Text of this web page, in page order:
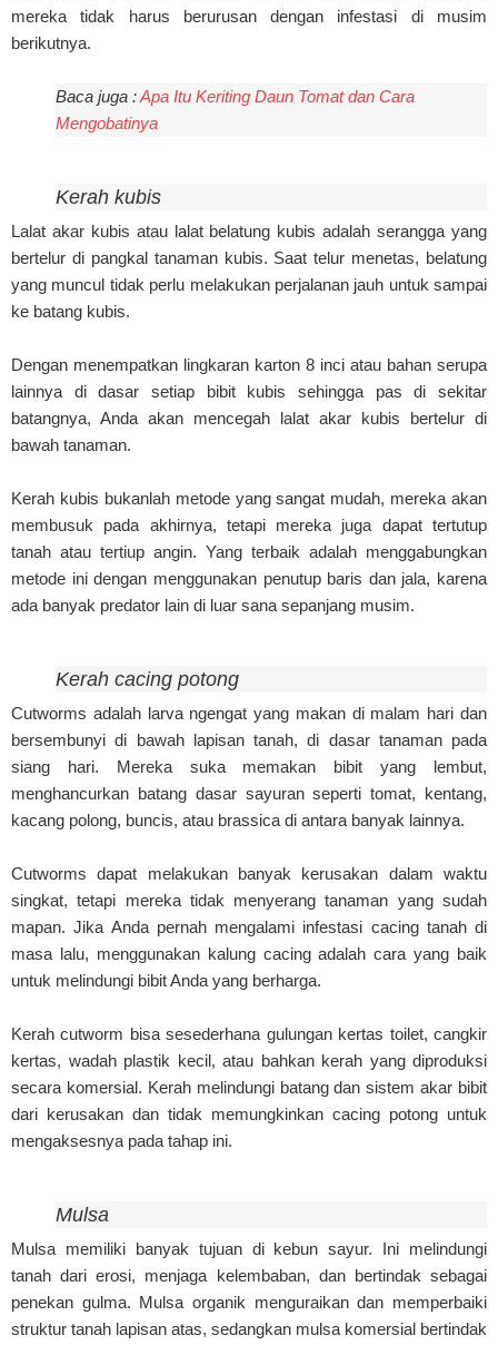
mereka tidak harus berurusan dengan infestasi di musim
berikutnya.
Baca juga :Apa Itu Keriting Daun Tomat dan Cara
Mengobatinya
Kerah kubis
Lalat akar kubis atau lalat belatung kubis adalah serangga yang
bertelur di pangkal tanaman kubis. Saat telur menetas, belatung
yang muncul tidak perlu melakukan perjalanan jauh untuk sampai
ke batang kubis.
Dengan menempatkan lingkaran karton 8 inci atau bahan serupa
lainnya di dasar setiap bibit kubis sehingga pas di sekitar
batangnya, Anda akan mencegah lalat akar kubis bertelur di
bawah tanaman.
Kerah kubis bukanlah metode yang sangat mudah, mereka akan
membusuk pada akhirnya, tetapi mereka juga dapat tertutup
tanah atau tertiup angin. Yang terbaik adalah menggabungkan
metode ini dengan menggunakan penutup baris dan jala, karena
ada banyak predator lain di luar sana sepanjang musim.
Kerah cacing potong
Cutworms adalah larva ngengat yang makan di malam hari dan
bersembunyi di bawah lapisan tanah, di dasar tanaman pada
siang hari. Mereka suka memakan bibit yang lembut,
menghancurkan batang dasar sayuran seperti tomat, kentang,
kacang polong, buncis, atau brassica di antara banyak lainnya.
Cutworms dapat melakukan banyak kerusakan dalam waktu
singkat, tetapi mereka tidak menyerang tanaman yang sudah
mapan. Jika Anda pernah mengalami infestasi cacing tanah di
masa lalu, menggunakan kalung cacing adalah cara yang baik
untuk melindungi bibit Anda yang berharga.
Kerah cutworm bisa sesederhana gulungan kertas toilet, cangkir
kertas, wadah plastik kecil, atau bahkan kerah yang diproduksi
secara komersial. Kerah melindungi batang dan sistem akar bibit
dari kerusakan dan tidak memungkinkan cacing potong untuk
mengaksesnya pada tahap ini.
Mulsa
Mulsa memiliki banyak tujuan di kebun sayur. Ini melindungi
tanah dari erosi, menjaga kelembaban, dan bertindak sebagai
penekan gulma. Mulsa organik menguraikan dan memperbaiki
struktur tanah lapisan atas, sedangkan mulsa komersial bertindak